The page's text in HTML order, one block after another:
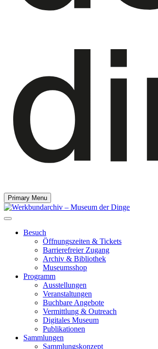
Primary Menu
Besuch
Öffnungszeiten & Tickets
Barrierefreier Zugang
Archiv & Bibliothek
Museumsshop
Programm
Ausstellungen
Veranstaltungen
Buchbare Angebote
Vermittlung & Outreach
Digitales Museum
Publikationen
Sammlungen
Sammlungskonzept